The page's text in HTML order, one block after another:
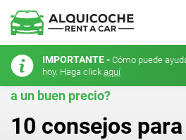
IMPORTANTE - Cómo puede
hoy. Haga click aquí
¿Te gustaría alquilar un
a un buen precio?
10 consejos